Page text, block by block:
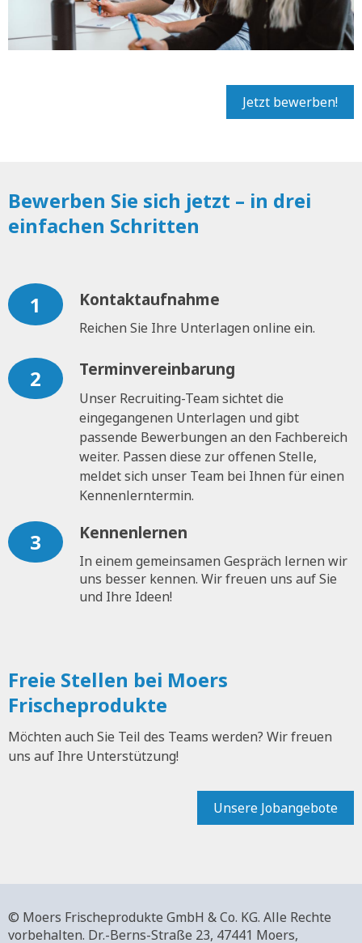
Jetzt bewerben!
Bewerben Sie sich jetzt – in drei
einfachen Schritten
1 Kontaktaufnahme
Reichen Sie Ihre Unterlagen online ein.
2 Terminvereinbarung
Unser Recruiting-Team sichtet die
eingegangenen Unterlagen und gibt
passende Bewerbungen an den Fachbereich
weiter. Passen diese zur offenen Stelle,
meldet sich unser Team bei Ihnen für einen
Kennenlerntermin.
3 Kennenlernen
In einem gemeinsamen Gespräch lernen wir
uns besser kennen. Wir freuen uns auf Sie
und Ihre Ideen!
Freie Stellen bei Moers
Frischeprodukte
Möchten auch Sie Teil des Teams werden? Wir freuen
uns auf Ihre Unterstützung!
Unsere Jobangebote
© Moers Frischeprodukte GmbH & Co. KG. Alle Rechte
vorbehalten. Dr.-Berns-Straße 23, 47441 Moers,